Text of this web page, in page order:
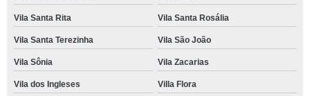
Vila Santa Rita Vila Santa Rosália
Vila Santa Terezinha Vila São João
Vila Sônia Vila Zacarias
Vila dos Ingleses Villa Flora